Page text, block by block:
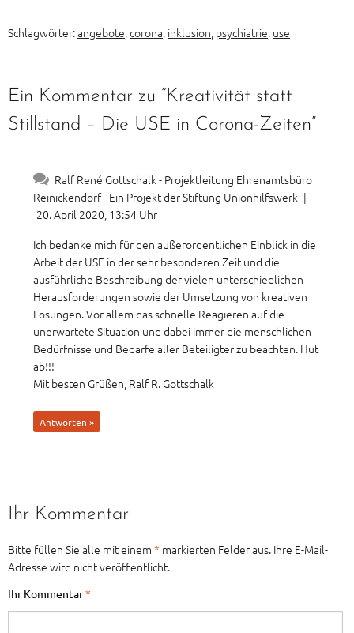
Schlagwörter:angebote,corona, inklusion, psychiatrie, use
Ein Kommentar zu “Kreativität statt
Stillstand – Die USE in Corona-Zeiten”
Ralf René Gottschalk - Projektleitung Ehrenamtsbüro
Reinickendorf - Ein Projekt der Stiftung Unionhilfswerk |
20. April 2020, 13:54 Uhr
Ich bedanke mich für den außerordentlichen Einblick in die
Arbeit der USE in der sehr besonderen Zeit und die
ausführliche Beschreibung der vielen unterschiedlichen
Herausforderungen sowie der Umsetzung von kreativen
Lösungen. Vor allem das schnelle Reagieren auf die
unerwartete Situation und dabei immer die menschlichen
Bedürfnisse und Bedarfe aller Beteiligter zu beachten. Hut
ab!!!
Mit besten Grüßen, Ralf R. Gottschalk
Antworten »
Ihr Kommentar
Bitte füllen Sie alle mit einem * markierten Felder aus. Ihre E-Mail-
Adresse wird nicht veröffentlicht.
Ihr Kommentar*